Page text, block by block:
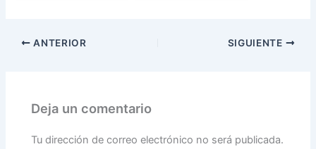
ANTERIOR SIGUIENTE
Deja un comentario
Tu dirección de correo electrónico no será publicada.